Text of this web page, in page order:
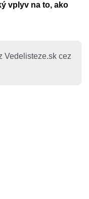
vplyv na to, ako
Vedelisteze.sk cez